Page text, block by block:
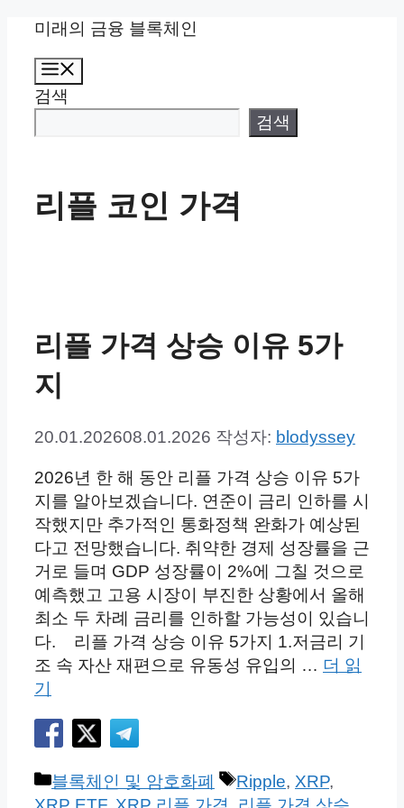
미래의 금융 블록체인
검색
검색
리플 코인 가격
리플 가격 상승 이유 5가
지
20.01.202608.01.2026 작성자: blodyssey
2026년 한 해 동안 리플 가격 상승 이유 5가
지를 알아보겠습니다. 연준이 금리 인하를 시
작했지만 추가적인 통화정책 완화가 예상된
다고 전망했습니다. 취약한 경제 성장률을 근
거로 들며 GDP 성장률이 2%에 그칠 것으로
예측했고 고용 시장이 부진한 상황에서 올해
최소 두 차례 금리를 인하할 가능성이 있습니
다. 리플 가격 상승 이유 5가지 1.저금리 기
조 속 자산 재편으로 유동성 유입의 … 더 읽
기
카
블록체인 및 암호화폐
태
Ripple, XRP,